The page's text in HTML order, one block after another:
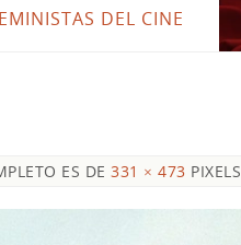
DEL CINE
ES DE 331 × 473 PIXELS